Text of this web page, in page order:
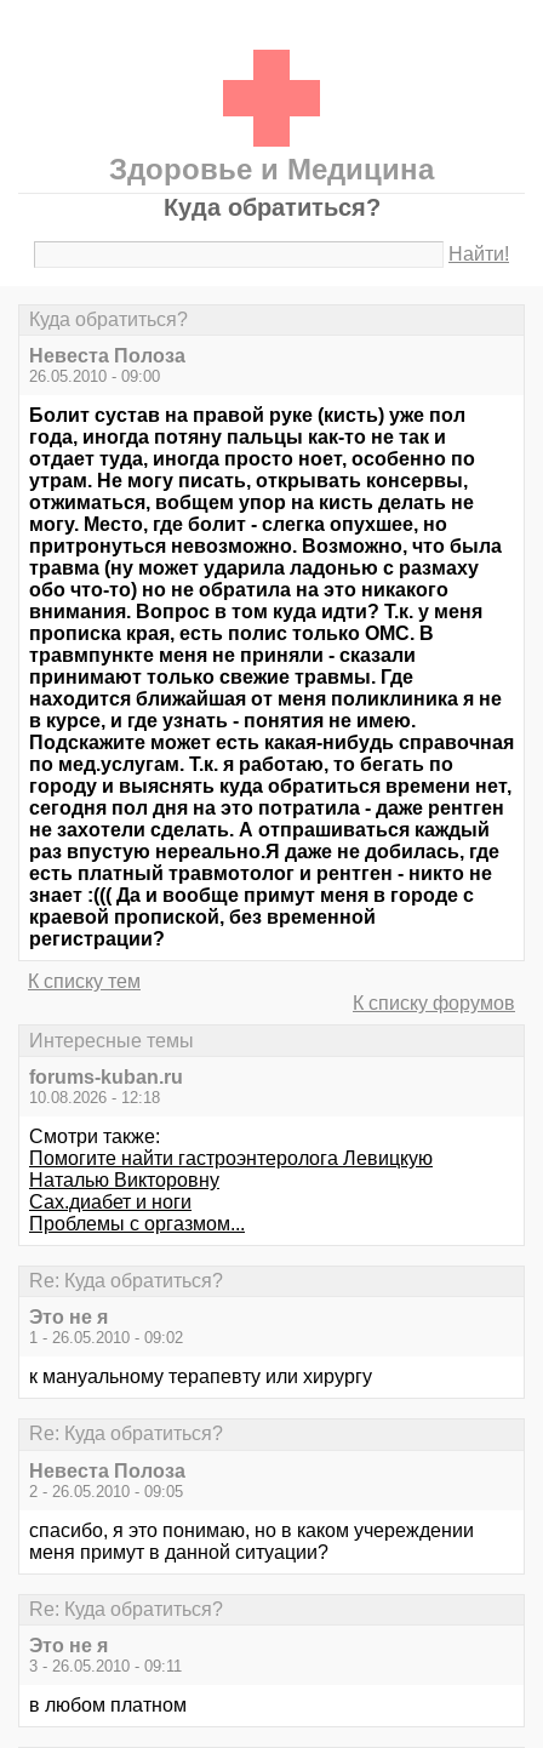
Здоровье и Медицина
Куда обратиться?
Найти!
Куда обратиться?
Невеста Полоза
26.05.2010 - 09:00
Болит сустав на правой руке (кисть) уже пол
года, иногда потяну пальцы как-то не так и
отдает туда, иногда просто ноет, особенно по
утрам. Не могу писать, открывать консервы,
отжиматься, вобщем упор на кисть делать не
могу. Место, где болит - слегка опухшее, но
притронуться невозможно. Возможно, что была
травма (ну может ударила ладонью с размаху
обо что-то) но не обратила на это никакого
внимания. Вопрос в том куда идти? Т.к. у меня
прописка края, есть полис только ОМС. В
травмпункте меня не приняли - сказали
принимают только свежие травмы. Где
находится ближайшая от меня поликлиника я не
в курсе, и где узнать - понятия не имею.
Подскажите может есть какая-нибудь справочная
по мед.услугам. Т.к. я работаю, то бегать по
городу и выяснять куда обратиться времени нет,
сегодня пол дня на это потратила - даже рентген
не захотели сделать. А отпрашиваться каждый
раз впустую нереально.Я даже не добилась, где
есть платный травмотолог и рентген - никто не
знает :((( Да и вообще примут меня в городе с
краевой пропиской, без временной
регистрации?
К списку тем
К списку форумов
Интересные темы
forums-kuban.ru
10.08.2026 - 12:18
Смотри также:
Помогите найти гастроэнтеролога Левицкую
Наталью Викторовну
Сах.диабет и ноги
Проблемы с оргазмом...
Re: Куда обратиться?
Это не я
1 - 26.05.2010 - 09:02
к мануальному терапевту или хирургу
Re: Куда обратиться?
Невеста Полоза
2 - 26.05.2010 - 09:05
спасибо, я это понимаю, но в каком учереждении
меня примут в данной ситуации?
Re: Куда обратиться?
Это не я
3 - 26.05.2010 - 09:11
в любом платном